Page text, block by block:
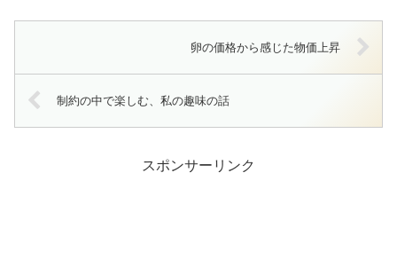
卵の価格から感じた物価上昇
制約の中で楽しむ、私の趣味の話
スポンサーリンク